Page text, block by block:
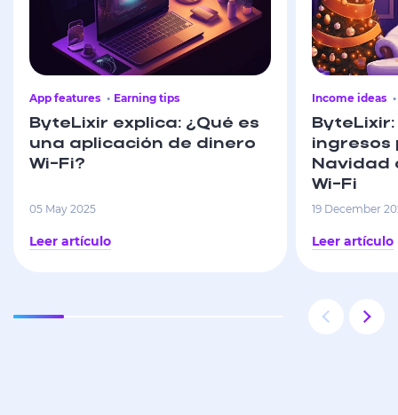
App features Earning tips
ByteLixir explica: ¿Qué es
una aplicación de dinero
Wi-Fi?
05 May 2025
Leer artículo
Income ideas
ingresos
Navidad
Wi-Fi
19 December
Leer artículo